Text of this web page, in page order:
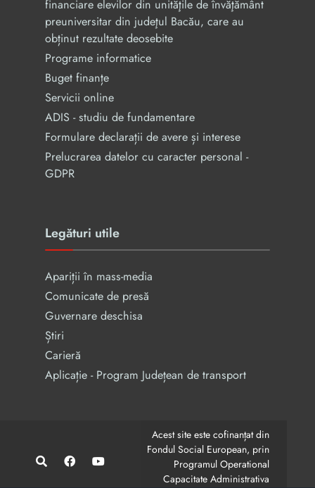
financiare elevilor din unităţile de învăţământ
preuniversitar din judeţul Bacău, care au
obținut rezultate deosebite
Programe informatice
Buget finanțe
Servicii online
ADIS - studiu de fundamentare
Formulare declarații de avere și interese
Prelucrarea datelor cu caracter personal -
GDPR
Legături utile
Apariții în mass-media
Comunicate de presă
Guvernare deschisa
Știri
Carieră
Aplicație - Program Județean de transport
Acest site este cofinanțat din
Fondul Social European, prin
Programul Operational
Capacitate Administrativa